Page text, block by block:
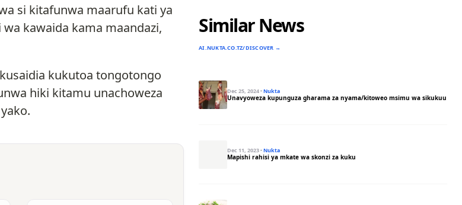
si kitafunwa maarufu kati ya
kawaida kama maandazi,
kukutoa tongotongo
hiki kitamu unachoweza
Similar News
AI.NUKTA.CO.TZ/DISCOVER →
Dec 25, 2024·Nukta
Unavyoweza kupunguza gharama za nyama/kitoweo msimu wa sikukuu
Dec 11, 2023·Nukta
Mapishi rahisi ya mkate wa skonzi za kuku